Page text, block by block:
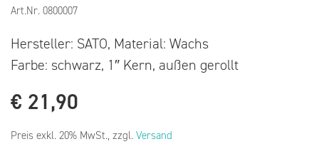
Art.Nr. 0800007
Hersteller: SATO, Material: Wachs
Farbe: schwarz, 1″ Kern, außen gerollt
€ 21,90
Preis exkl. 20% MwSt., zzgl. Versand